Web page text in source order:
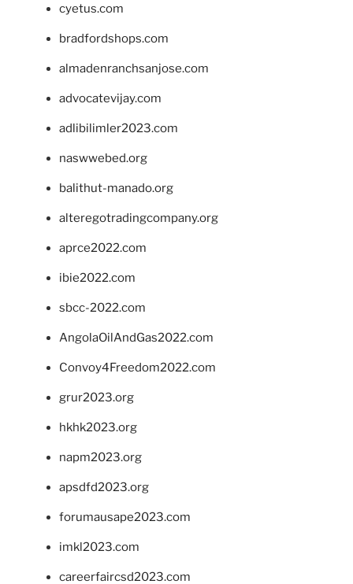
cyetus.com
bradfordshops.com
almadenranchsanjose.com
advocatevijay.com
adlibilimler2023.com
naswwebed.org
balithut-manado.org
alteregotradingcompany.org
aprce2022.com
ibie2022.com
sbcc-2022.com
AngolaOilAndGas2022.com
Convoy4Freedom2022.com
grur2023.org
hkhk2023.org
napm2023.org
apsdfd2023.org
forumausape2023.com
imkl2023.com
careerfaircsd2023.com